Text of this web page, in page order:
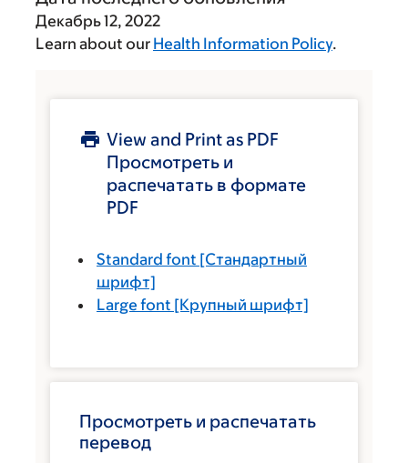
Декабрь 12, 2022
Learn about our Health Information Policy.
View and Print as PDF
Просмотреть и
распечатать в формате
PDF
Standard font [Стандартный
шрифт]
Large font [Крупный шрифт]
Просмотреть и распечатать
перевод